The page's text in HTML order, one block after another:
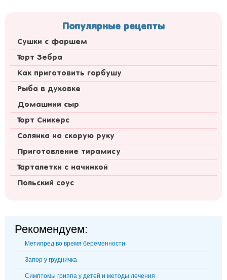
Популярные рецепты
Сушки с фаршем
Торт Зебра
Как приготовить горбушу
Рыба в духовке
Домашний сыр
Торт Сникерс
Солянка на скорую руку
Приготовление тирамису
Тарталетки с начинкой
Польский соус
Рекомендуем:
Метипред во время беременности
Запор у грудничка
Симптомы гриппа у детей и методы лечения